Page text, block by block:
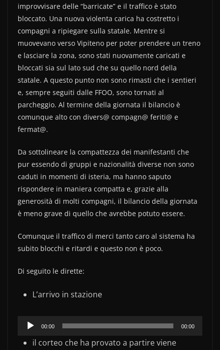
improvvisare delle “barricate” e il traffico è stato
bloccato. Una nuova violenta carica ha costretto i
compagni a ripiegare sulla statale. Mentre si
muovevano verso Vipiteno per poter prendere un treno
e lasciare la zona, sono stati nuovamente caricati e
bloccati sia sul lato sud che su quello nord della
statale. A questo punto non sono rimasti che i sentieri
e, sempre seguiti dalle FFOO, sono tornati al
parcheggio. Al termine della giornata il bilancio è
comunque alto con divers@ compagn@ feriti@ e
fermat@.
Da sottolineare la compattezza dei manifestanti che
pur essendo di gruppi e nazionalità diverse non sono
caduti in momenti di isteria, ma hanno saputo
rispondere in maniera compatta e, grazie alla
generosità di molti compagni, il bilancio della giornata
è meno grave di quello che avrebbe potuto essere.
Comunque il traffico di merci tanto caro al sistema ha
subito blocchi e ritardi e questo non è poco.
Di seguito le dirette:
L’arrivo in stazione
Audio
00:00 00:00
il corteo che ha provato a partire viene